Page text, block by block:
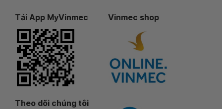
Tải App MyVinmec Vinmec shop
Theo dõi chúng tôi